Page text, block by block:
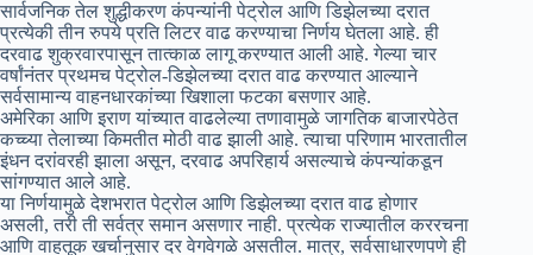
सार्वजनिक तेल शुद्धीकरण कंपन्यांनी पेट्रोल आणि डिझेलच्या दरात
प्रत्येकी तीन रुपये प्रति लिटर वाढ करण्याचा निर्णय घेतला आहे. ही
दरवाढ शुक्रवारपासून तात्काळ लागू करण्यात आली आहे. गेल्या चार
वर्षांनंतर प्रथमच पेट्रोल-डिझेलच्या दरात वाढ करण्यात आल्याने
सर्वसामान्य वाहनधारकांच्या खिशाला फटका बसणार आहे.
अमेरिका आणि इराण यांच्यात वाढलेल्या तणावामुळे जागतिक बाजारपेठेत
कच्च्या तेलाच्या किमतीत मोठी वाढ झाली आहे. त्याचा परिणाम भारतातील
इंधन दरांवरही झाला असून, दरवाढ अपरिहार्य असल्याचे कंपन्यांकडून
सांगण्यात आले आहे.
या निर्णयामुळे देशभरात पेट्रोल आणि डिझेलच्या दरात वाढ होणार
असली, तरी ती सर्वत्र समान असणार नाही. प्रत्येक राज्यातील कररचना
आणि वाहतूक खर्चानुसार दर वेगवेगळे असतील. मात्र, सर्वसाधारणपणे ही